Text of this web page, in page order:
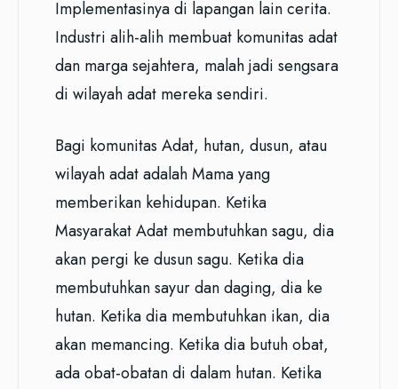
Implementasinya di lapangan lain cerita.
Industri alih-alih membuat komunitas adat
dan marga sejahtera, malah jadi sengsara
di wilayah adat mereka sendiri.
Bagi komunitas Adat, hutan, dusun, atau
wilayah adat adalah Mama yang
memberikan kehidupan. Ketika
Masyarakat Adat membutuhkan sagu, dia
akan pergi ke dusun sagu. Ketika dia
membutuhkan sayur dan daging, dia ke
hutan. Ketika dia membutuhkan ikan, dia
akan memancing. Ketika dia butuh obat,
ada obat-obatan di dalam hutan. Ketika